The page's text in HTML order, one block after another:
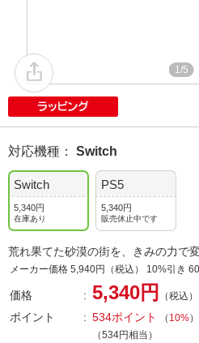
1/5
対応機種 ： Switch
Switch
5,340円
在庫あり
PS5
5,340円
販売休止中です
荒れ果てた砂漠の街を、きみの力
メーカー価格 5,940円（税込） 10%引き
価格 5,340円 （税込）
ポイント 534ポイント （ 10%）
（534円相当）